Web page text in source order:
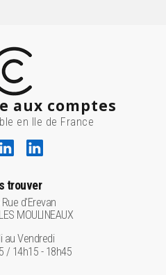
aux comptes
en Ile de France
trouver
d'Erevan
MOULINEAUX
au Vendredi
/ 14h15 - 18h45